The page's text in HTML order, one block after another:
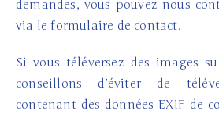
demandes, vous pouvez nous
via le formulaire de contact.
Si vous téléversez des images
conseillons d’éviter de
contenant des données EXIF de